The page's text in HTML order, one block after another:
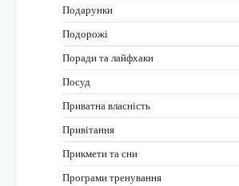
Подарунки
Подорожі
Поради та лайфхаки
Посуд
Приватна власність
Привітання
Прикмети та сни
Програми тренування